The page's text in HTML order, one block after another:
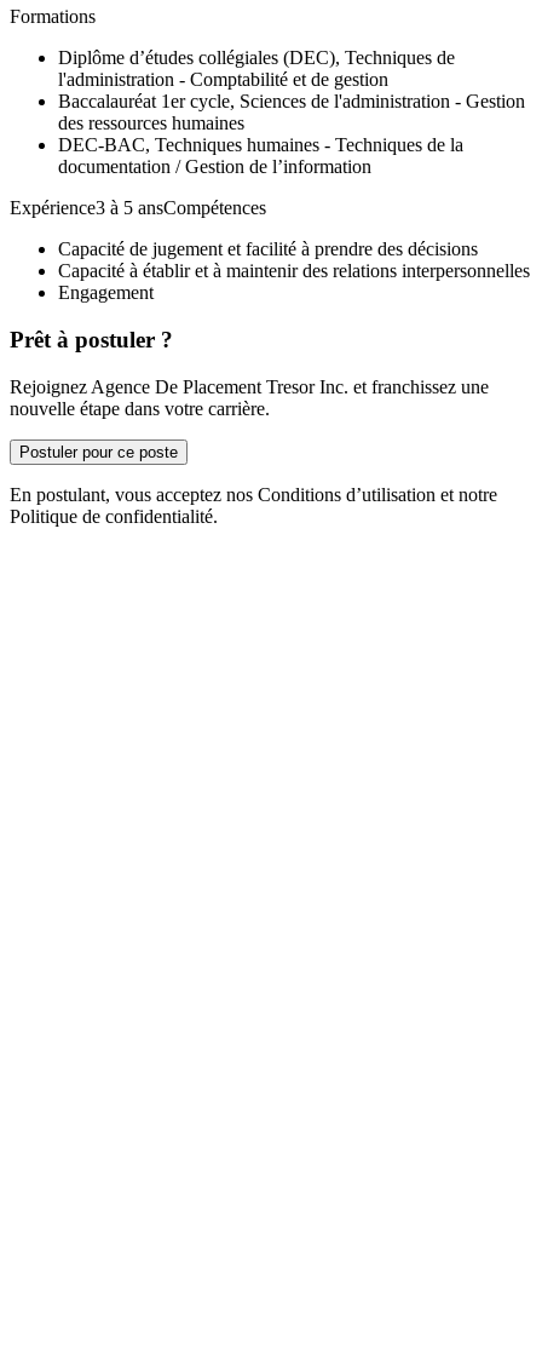
Formations
Diplôme d’études collégiales (DEC), Techniques de
l'administration - Comptabilité et de gestion
Baccalauréat 1er cycle, Sciences de l'administration - Gestion
des ressources humaines
DEC-BAC, Techniques humaines - Techniques de la
documentation / Gestion de l’information
Expérience3 à 5 ansCompétences
Capacité de jugement et facilité à prendre des décisions
Capacité à établir et à maintenir des relations interpersonnelles
Engagement
Prêt à postuler ?
Rejoignez Agence De Placement Tresor Inc. et franchissez une
nouvelle étape dans votre carrière.
Postuler pour ce poste
En postulant, vous acceptez nos Conditions d’utilisation et notre
Politique de confidentialité.